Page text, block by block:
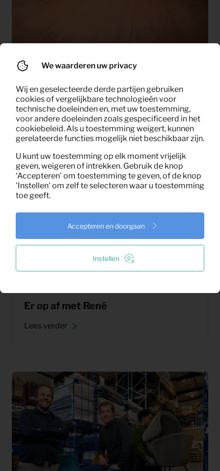
Meubelverhuurder wil circulair
Europa veroveren
Lees verder
Er op af met René
Lees verder
We waarderen uw privacy
Wij en geselecteerde derde partijen gebruiken
cookies of vergelijkbare technologieën voor
technische doeleinden en, met uw toestemming,
voor andere doeleinden zoals gespecificeerd in het
cookiebeleid. Als u toestemming weigert, kunnen
gerelateerde functies mogelijk niet beschikbaar zijn.
U kunt uw toestemming op elk moment vrijelijk
geven, weigeren of intrekken. Gebruik de knop
‘Accepteren’ om toestemming te geven, of de knop
'Instellen' om zelf te selecteren waar u toestemming
toe geeft.
Instellen
Accepteren en doorgaan